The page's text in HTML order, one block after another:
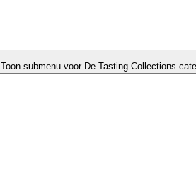
Toon submenu voor De Tasting Collections